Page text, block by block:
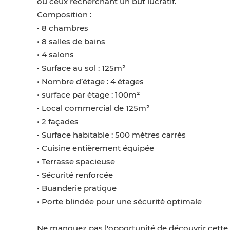
Composition :
• 8 chambres
• 8 salles de bains
• 4 salons
• Surface au sol : 125m²
• Nombre d’étage : 4 étages
• surface par étage : 100m²
• Local commercial de 125m²
• 2 façades
• Surface habitable : 500 mètres carrés
• Cuisine entièrement équipée
• Terrasse spacieuse
• Sécurité renforcée
• Buanderie pratique
• Porte blindée pour une sécurité optimale